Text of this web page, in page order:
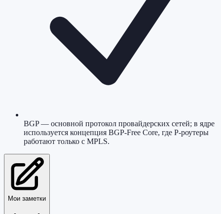
BGP — основной протокол провайдерских сетей; в ядре
используется концепция BGP-Free Core, где P-роутеры
работают только с MPLS.
Мои заметки